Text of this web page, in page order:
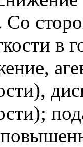
Со
в